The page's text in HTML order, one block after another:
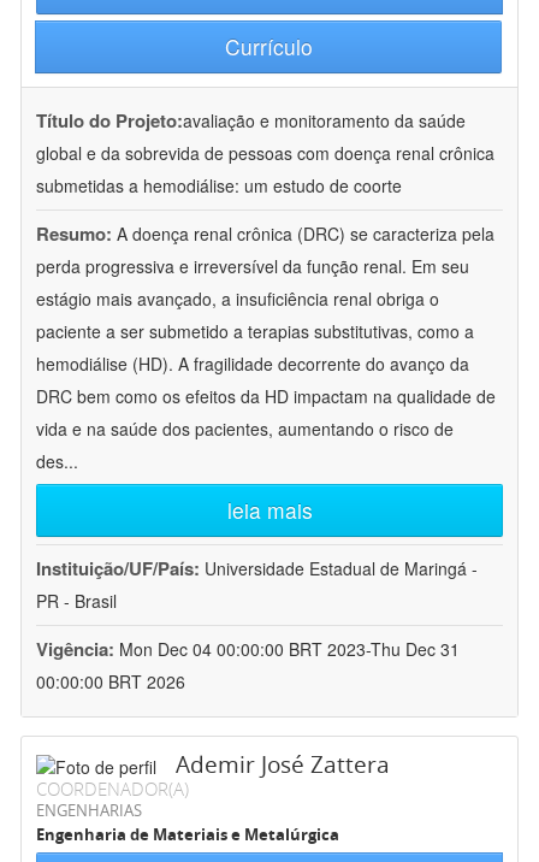
Currículo
Título do Projeto:avaliação e monitoramento da saúde
global e da sobrevida de pessoas com doença renal crônica
submetidas a hemodiálise: um estudo de coorte
Resumo: A doença renal crônica (DRC) se caracteriza pela
perda progressiva e irreversível da função renal. Em seu
estágio mais avançado, a insuficiência renal obriga o
paciente a ser submetido a terapias substitutivas, como a
hemodiálise (HD). A fragilidade decorrente do avanço da
DRC bem como os efeitos da HD impactam na qualidade de
vida e na saúde dos pacientes, aumentando o risco de
des...
leia mais
Instituição/UF/País: Universidade Estadual de Maringá -
PR - Brasil
Vigência: Mon Dec 04 00:00:00 BRT 2023-Thu Dec 31
00:00:00 BRT 2026
Ademir José Zattera
COORDENADOR(A)
ENGENHARIAS
Engenharia de Materiais e Metalúrgica